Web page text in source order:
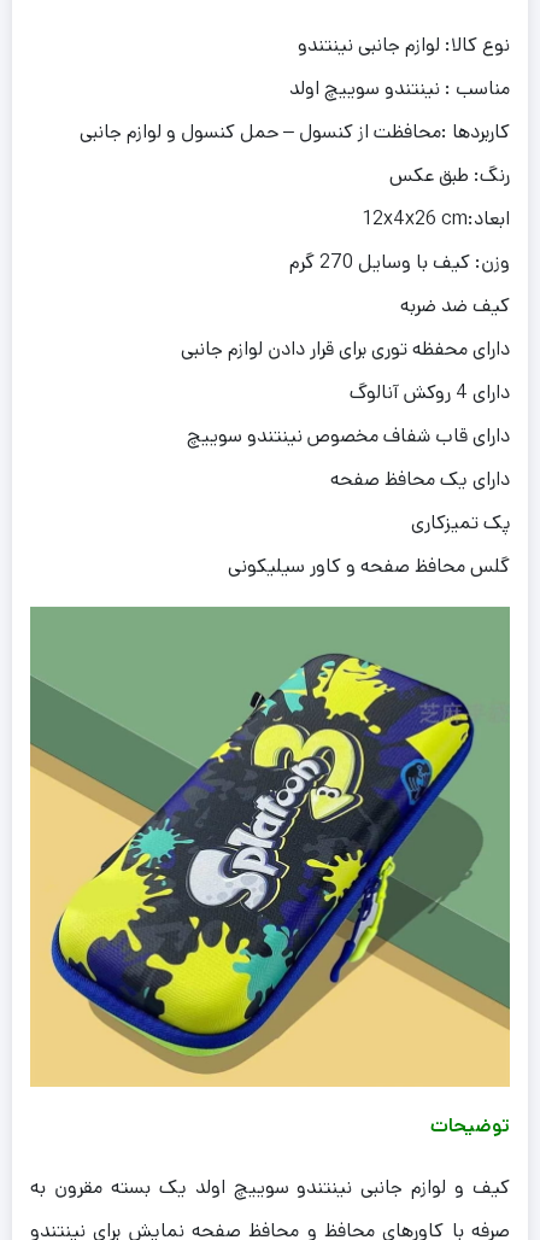
نوع کالا: لوازم جانبی نینتندو
مناسب : نینتندو سوییچ اولد
کاربردها :محافظت از کنسول – حمل کنسول و لوازم جانبی
رنگ: طبق عکس
ابعاد:12x4x26 cm
وزن: کیف با وسایل 270 گرم
کیف ضد ضربه
دارای محفظه توری برای قرار دادن لوازم جانبی
دارای 4 روکش آنالوگ
دارای قاب شفاف مخصوص نینتندو سوییچ
دارای یک محافظ صفحه
پک تمیزکاری
گلس محافظ صفحه و کاور سیلیکونی
توضیحات
کیف و لوازم جانبی نینتندو سوییچ اولد یک بسته مقرون به
صرفه با کاورهای محافظ و محافظ صفحه نمایش برای نینتندو